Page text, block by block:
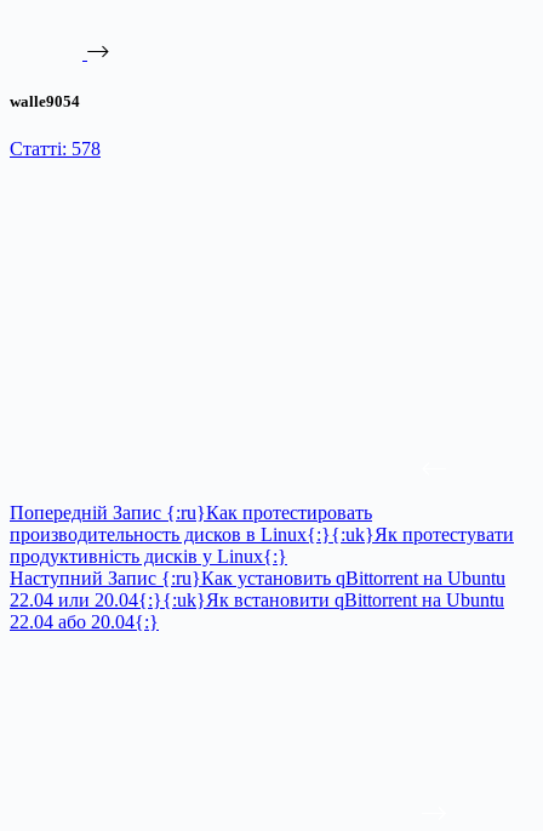
walle9054
Статті: 578
Попередній Запис {:ru}Как протестировать
производительность дисков в Linux{:}{:uk}Як протестувати
продуктивність дисків у Linux{:}
Наступний Запис {:ru}Как установить qBittorrent на Ubuntu
22.04 или 20.04{:}{:uk}Як встановити qBittorrent на Ubuntu
22.04 або 20.04{:}